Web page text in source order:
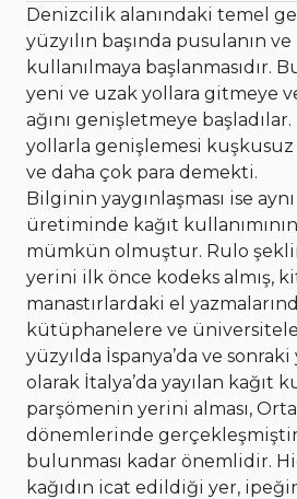
Denizcilik alanındaki temel
yüzyılın başında pusulanın
kullanılmaya başlanmasıdır.
yeni ve uzak yollara gitmeye
ağını genişletmeye
yollarla genişlemesi
ve daha çok para demekti.
Bilginin yaygınlaşması ise
üretiminde kağıt kullanımının
mümkün olmuştur. Rulo
yerini ilk önce kodeks almış,
manastırlardaki el
kütüphanelere ve
yüzyılda İspanya’da ve sonraki
olarak İtalya’da yayılan kağıt
parşömenin yerini alması,
dönemlerinde gerçekleşmiştir
bulunması kadar önemlidir.
kağıdın icat edildiği yer,